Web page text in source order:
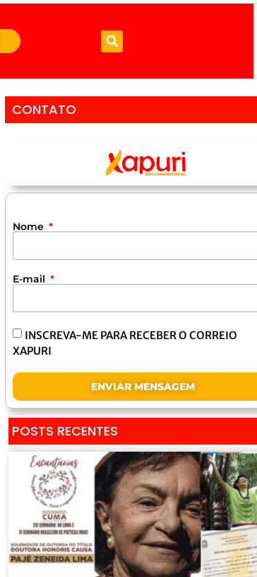
CONTATO
Nome
E-mail
INSCREVA-ME PARA RECEBER O CORREIO
XAPURI
ENVIAR MENSAGEM
POSTS RECENTES